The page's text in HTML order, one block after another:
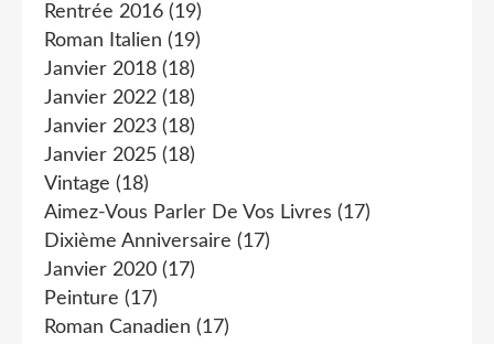
Rentrée 2016 (19)
Roman Italien (19)
Janvier 2018 (18)
Janvier 2022 (18)
Janvier 2023 (18)
Janvier 2025 (18)
Vintage (18)
Aimez-Vous Parler De Vos Livres (17)
Dixième Anniversaire (17)
Janvier 2020 (17)
Peinture (17)
Roman Canadien (17)